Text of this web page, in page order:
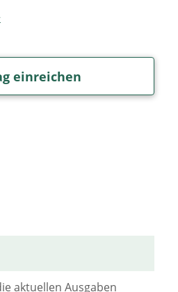
einreichen
aktuellen Ausgaben